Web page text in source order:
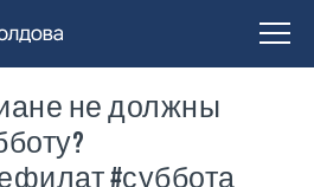
не должны
#суббота